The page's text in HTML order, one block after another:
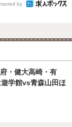
by
・健大高崎・有
学館vs青森山田ほ